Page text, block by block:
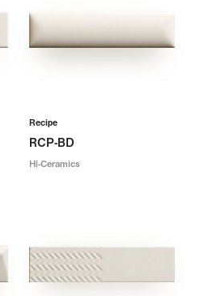
Recipe
RCP-BD
Hi-Ceramics